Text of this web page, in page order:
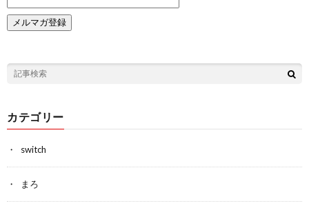
カテゴリー
switch
まろ